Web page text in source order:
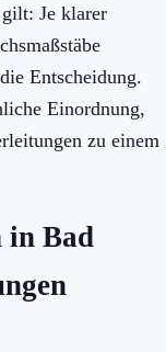
Je klarer
Entscheidung.
Einordnung,
zu einem
in Bad